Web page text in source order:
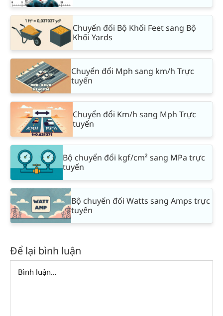
Chuyển đổi Bộ Khối Feet sang Bộ
Khối Yards
Chuyển đổi Mph sang km/h Trực
tuyến
Chuyển đổi Km/h sang Mph Trực
tuyến
Bộ chuyển đổi kgf/cm² sang MPa trực
tuyến
Bộ chuyển đổi Watts sang Amps trực
tuyến
Để lại bình luận